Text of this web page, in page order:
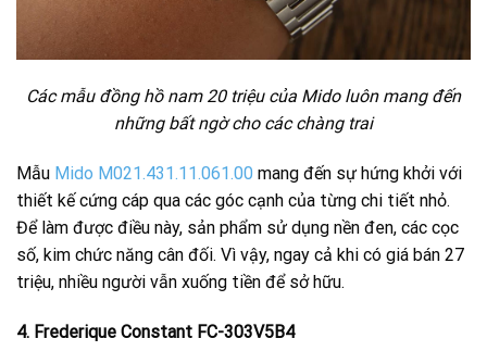
Các mẫu đồng hồ nam 20 triệu của Mido luôn mang đến
những bất ngờ cho các chàng trai
Mẫu Mido M021.431.11.061.00 mang đến sự hứng khởi với
thiết kế cứng cáp qua các góc cạnh của từng chi tiết nhỏ.
Để làm được điều này, sản phẩm sử dụng nền đen, các cọc
số, kim chức năng cân đối. Vì vậy, ngay cả khi có giá bán 27
triệu, nhiều người vẫn xuống tiền để sở hữu.
4. Frederique Constant FC-303V5B4